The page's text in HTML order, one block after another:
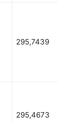
295,7439
295,4673